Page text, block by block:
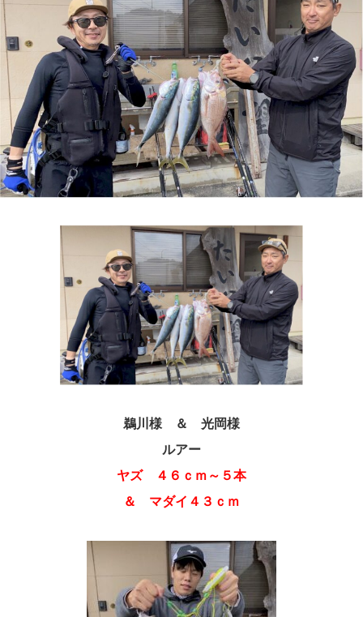
鵜川様 ＆ 光岡様
ルアー
ヤズ ４６ｃｍ～５本
＆ マダイ４３ｃｍ